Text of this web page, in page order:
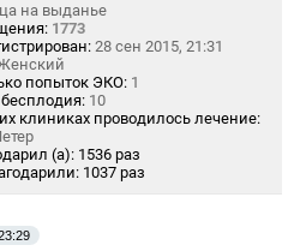
на выданье
1773
28 сен 2015, 21:31
попыток ЭКО: 1
10
клиниках проводилось лечение:
(а): 1536 раз
1037 раз